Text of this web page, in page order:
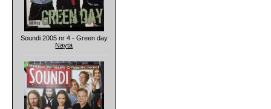
Soundi 2005 nr 4 - Green day
Näytä